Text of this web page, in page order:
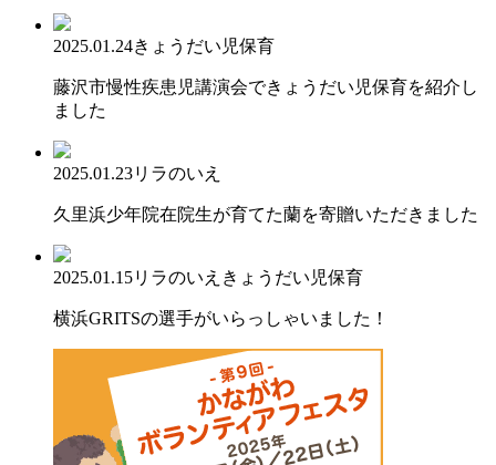
2025.01.24きょうだい児保育
藤沢市慢性疾患児講演会できょうだい児保育を紹介し
ました
2025.01.23リラのいえ
久里浜少年院在院生が育てた蘭を寄贈いただきました
2025.01.15リラのいえ きょうだい児保育
横浜GRITSの選手がいらっしゃいました！